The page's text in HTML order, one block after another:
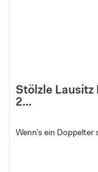
Stölzle Lausitz
2...
Wenn’s ein Doppelter